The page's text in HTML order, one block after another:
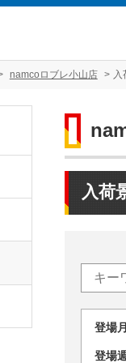
namcoロブレ小山店 入
入荷
登
登